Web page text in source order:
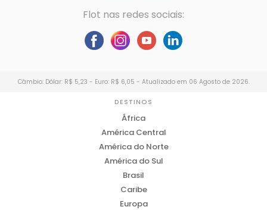
Flot nas redes sociais:
Câmbio: Dólar: R$ 5,23 - Euro: R$ 6,05 - Atualizado em 06 Agosto de 2026.
DESTINOS
África
América Central
América do Norte
América do Sul
Brasil
Caribe
Europa